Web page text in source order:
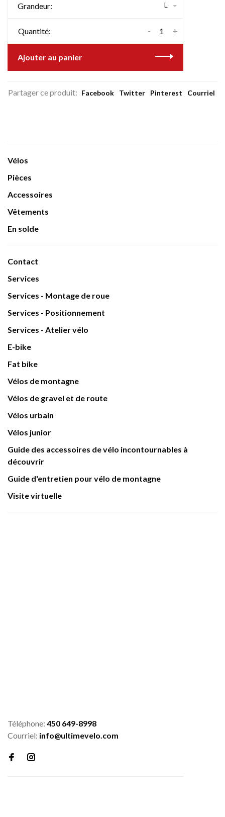
Grandeur: L
Quantité: +
-
Ajouter au panier
Partager ce produit: Facebook Twitter Pinterest Courriel
Vélos
Pièces
Accessoires
Vêtements
En solde
Contact
Services
Services - Montage de roue
Services - Positionnement
Services - Atelier vélo
E-bike
Fat bike
Vélos de montagne
Vélos de gravel et de route
Vélos urbain
Vélos junior
Guide des accessoires de vélo incontournables à
découvrir
Guide d'entretien pour vélo de montagne
Visite virtuelle
Téléphone: 450 649-8998
Courriel: info@ultimevelo.com